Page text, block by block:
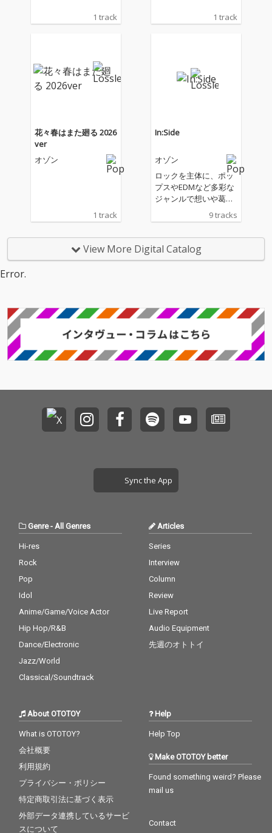
1 track 1 track
花々春はまた廻る 2026
ver
オゾン
1 track
In:Side
オゾン
ロックを主体に、ポッ
プスやEDMなど多彩な
ジャンルで想いや葛藤
を深く掘り下げた一枚
暗然たる暗闇から希望
楽に込めました！
9 tracks
View More Digital Catalog
Error.
Sync the App
Genre- All Genres
Hi-res
Rock
Pop
Idol
Anime/Game/Voice Actor
Hip Hop/R&B
Dance/Electronic
Jazz/World
Classical/Soundtrack
Articles
Series
Interview
Column
Review
Live Report
Audio Equipment
先週のオトトイ
About OTOTOY
What is OTOTOY?
会社概要
利用規約
プライバシー・ポリシー
特定商取引法に基づく表示
外部データ連携しているサービ
スについて
Help
Help Top
Make OTOTOY better
Found something weird? Please
mail us
Contact